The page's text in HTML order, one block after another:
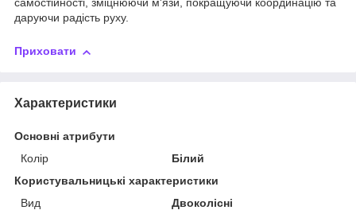
самостійності, зміцнюючи м'язи, покращуючи координацію та
даруючи радість руху.
Приховати
Характеристики
Основні атрибути
Колір
Білий
Користувальницькі характеристики
Вид
Двоколісні